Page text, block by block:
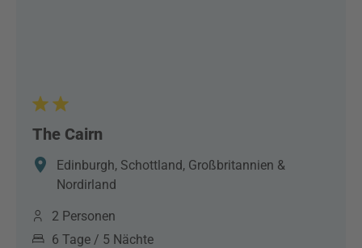
The Cairn
Edinburgh, Schottland, Großbritannien &
Nordirland
2 Personen
6 Tage / 5 Nächte